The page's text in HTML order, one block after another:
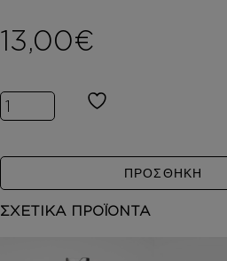
13,00€
Inspired by AVENTUS ποσότητα
ΠΡΟΣΘΗΚΗ
ΣΧΕΤΙΚΑ ΠΡΟΪΟΝΤΑ